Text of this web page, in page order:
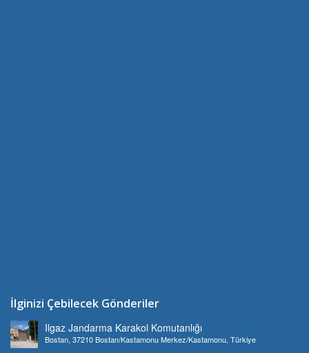
İlginizi Çebilecek Gönderiler
Ilgaz Jandarma Karakol Komutanlığı
Bostan, 37210 Bostan/Kastamonu Merkez/Kastamonu, Türkiye